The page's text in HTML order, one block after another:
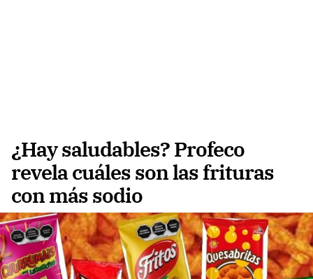
¿Hay saludables? Profeco
revela cuáles son las frituras
con más sodio